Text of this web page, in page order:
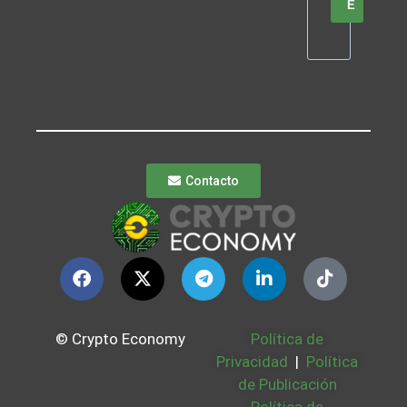
E
Contacto
© Crypto Economy
Política de
Privacidad | Política
de Publicación